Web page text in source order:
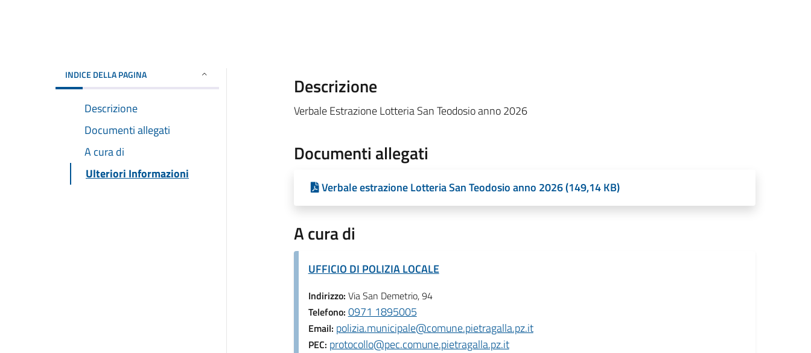
INDICE DELLA PAGINA
Descrizione
Documenti allegati
A cura di
Ulteriori Informazioni
Descrizione
Verbale Estrazione Lotteria San Teodosio anno 2026
Documenti allegati
Verbale estrazione Lotteria San Teodosio anno 2026 (149,14 KB)
A cura di
UFFICIO DI POLIZIA LOCALE
Indirizzo: Via San Demetrio, 94
Telefono: 0971 1895005
Email: polizia.municipale@comune.pietragalla.pz.it
PEC: protocollo@pec.comune.pietragalla.pz.it